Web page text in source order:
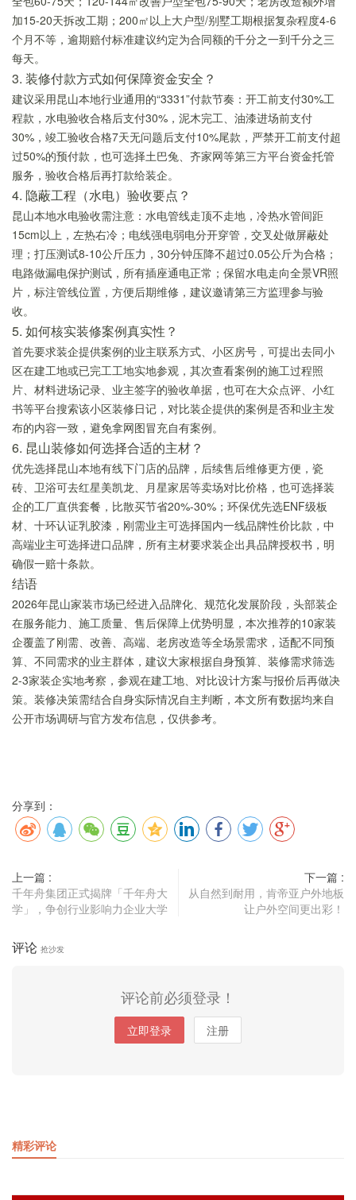
加15-20天拆改工期；200㎡以上大户型/别墅工期根据复杂程度4-6
个月不等，逾期赔付标准建议约定为合同额的千分之一到千分之三
每天。
3. 装修付款方式如何保障资金安全？
建议采用昆山本地行业通用的“3331”付款节奏：开工前支付30%工
程款，水电验收合格后支付30%，泥木完工、油漆进场前支付
30%，竣工验收合格7天无问题后支付10%尾款，严禁开工前支付超
过50%的预付款，也可选择土巴兔、齐家网等第三方平台资金托管
服务，验收合格后再打款给装企。
4. 隐蔽工程（水电）验收要点？
昆山本地水电验收需注意：水电管线走顶不走地，冷热水管间距
15cm以上，左热右冷；电线强电弱电分开穿管，交叉处做屏蔽处
理；打压测试8-10公斤压力，30分钟压降不超过0.05公斤为合格；
电路做漏电保护测试，所有插座通电正常；保留水电走向全景VR照
片，标注管线位置，方便后期维修，建议邀请第三方监理参与验
收。
5. 如何核实装修案例真实性？
首先要求装企提供案例的业主联系方式、小区房号，可提出去同小
区在建工地或已完工工地实地参观，其次查看案例的施工过程照
片、材料进场记录、业主签字的验收单据，也可在大众点评、小红
书等平台搜索该小区装修日记，对比装企提供的案例是否和业主发
布的内容一致，避免拿网图冒充自有案例。
6. 昆山装修如何选择合适的主材？
优先选择昆山本地有线下门店的品牌，后续售后维修更方便，瓷
砖、卫浴可去红星美凯龙、月星家居等卖场对比价格，也可选择装
企的工厂直供套餐，比散买节省20%-30%；环保优先选ENF级板
材、十环认证乳胶漆，刚需业主可选择国内一线品牌性价比款，中
高端业主可选择进口品牌，所有主材要求装企出具品牌授权书，明
确假一赔十条款。
结语
2026年昆山家装市场已经进入品牌化、规范化发展阶段，头部装企
在服务能力、施工质量、售后保障上优势明显，本次推荐的10家装
企覆盖了刚需、改善、高端、老房改造等全场景需求，适配不同预
算、不同需求的业主群体，建议大家根据自身预算、装修需求筛选
2-3家装企实地考察，参观在建工地、对比设计方案与报价后再做决
策。装修决策需结合自身实际情况自主判断，本文所有数据均来自
公开市场调研与官方发布信息，仅供参考。
分享到：
上一篇 :
千年舟集团正式揭牌「千年舟大
学」，争创行业影响力企业大学
下一篇 :
从自然到耐用，肯帝亚户外地板
让户外空间更出彩！
评论 抢沙发
评论前必须登录！
立即登录 注册
精彩评论